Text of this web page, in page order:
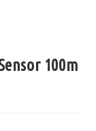
100m